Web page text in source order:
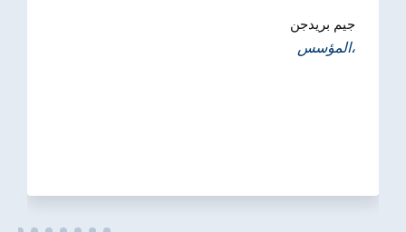
جيم بريدجن
المؤسس،